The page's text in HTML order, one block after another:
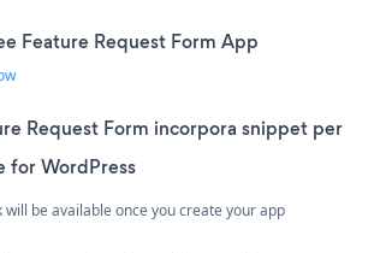
Feature Request Form App
Request Form incorpora snippet per
for WordPress
will be available once you create your app